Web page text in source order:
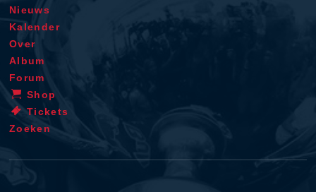
Nieuws
Kalender
Over
Album
Forum
Shop
Tickets
Zoeken